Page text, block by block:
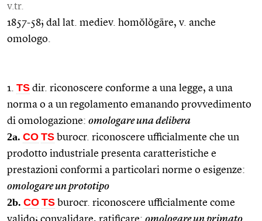
v.tr.
1857-58; dal lat. mediev. homŏlŏgāre, v. anche
omologo.
1. TS dir. riconoscere conforme a una legge, a una
norma o a un regolamento emanando provvedimento
di omologazione: omologare una delibera
2a. CO TS burocr. riconoscere ufficialmente che un
prodotto industriale presenta caratteristiche e
prestazioni conformi a particolari norme o esigenze:
omologare un prototipo
2b. CO TS burocr. riconoscere ufficialmente come